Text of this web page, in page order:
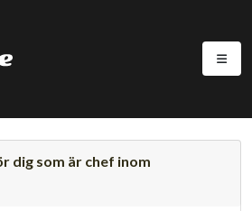
dig som är chef inom